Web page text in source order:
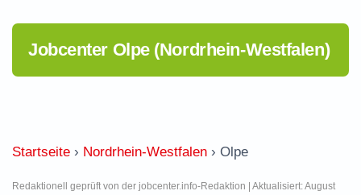
Jobcenter Olpe (Nordrhein-Westfalen)
Startseite › Nordrhein-Westfalen › Olpe
Redaktionell geprüft von der jobcenter.info-Redaktion | Aktualisiert: August